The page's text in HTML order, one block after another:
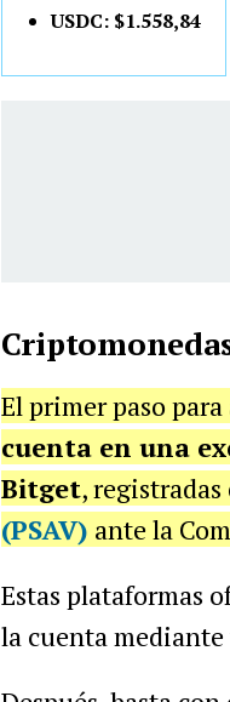
USDC: $1.558,84
El primer paso
cuenta en una
Bitget, registradas
(PSAV) ante la
Estas plataformas
la cuenta